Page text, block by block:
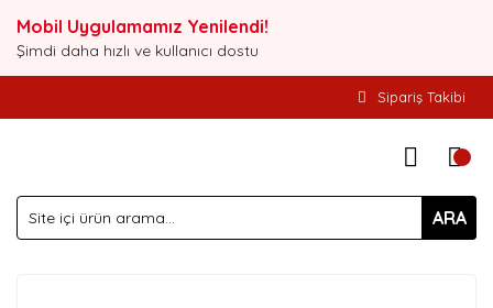
Mobil Uygulamamız Yenilendi!
Şimdi daha hızlı ve kullanıcı dostu
Sipariş Takibi
ARA